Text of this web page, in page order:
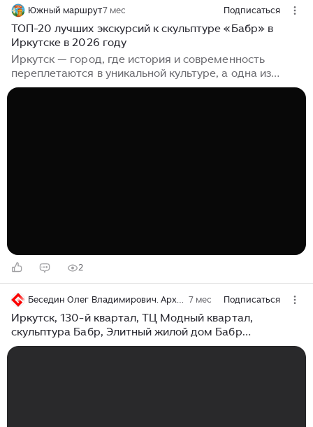
Южный маршрут7 мес Подписаться
ТОП-20 лучших экскурсий к скульптуре «Бабр» в
Иркутске в 2026 году
Иркутск — город, где история и современность
переплетаются в уникальной культуре, а одна из
главных достопримечательностей — скульптура
2
Беседин Олег Владимирович. Архитектор, художник, дизайнер, Иркутск 7 мес Подписаться
Иркутск, 130-й квартал, ТЦ Модный квартал,
скульптура Бабр, Элитный жилой дом Бабр
06.01.2026 (1)